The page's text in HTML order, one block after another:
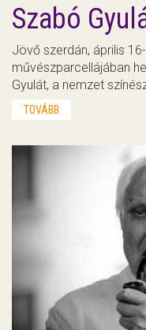
Szabó
Jövő szerdán, április
művészparcellájában
Gyulát, a nemzet
TOVÁBB